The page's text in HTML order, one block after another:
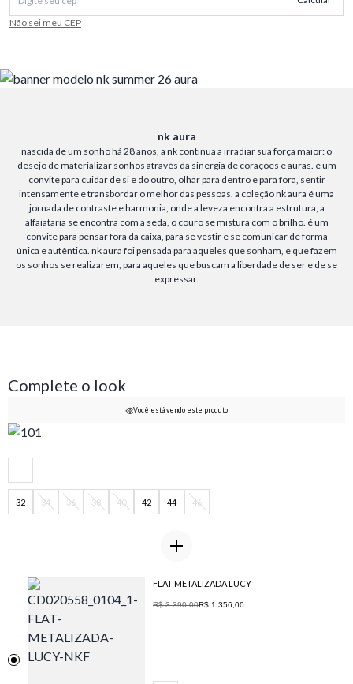
Não sei meu CEP
nk aura
nascida de um sonho há 28 anos, a nk continua a irradiar sua força maior: o
desejo de materializar sonhos através da sinergia de corações e auras. é um
convite para cuidar de si e do outro, olhar para dentro e para fora, sentir
intensamente e transbordar o melhor das pessoas. a coleção nk aura é uma
jornada de contraste e harmonia, onde a leveza encontra a estrutura, a
alfaiataria se encontra com a seda, o couro se mistura com o brilho. é um
convite para pensar fora da caixa, para se vestir e se comunicar de forma
única e autêntica. nk aura foi pensada para aqueles que sonham, e que fazem
os sonhos se realizarem, para aqueles que buscam a liberdade de ser e de se
expressar.
Complete o look
Você está vendo este produto
32 34 36 38 40 42 44 46
FLAT METALIZADA LUCY
R$ 3.390,00R$ 1.356,00